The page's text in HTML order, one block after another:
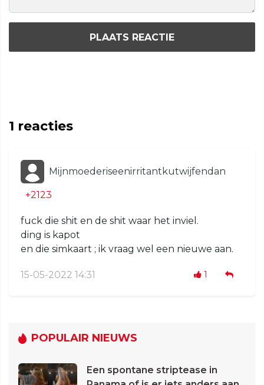
PLAATS REACTIE
1 reacties
Mijnmoederiseenirritantkutwijfendan
+2123
fuck die shit en de shit waar het inviel.
ding is kapot
en die simkaart ; ik vraag wel een nieuwe aan.
15-05-2022 14:31 1
POPULAIR NIEUWS
Een spontane striptease in